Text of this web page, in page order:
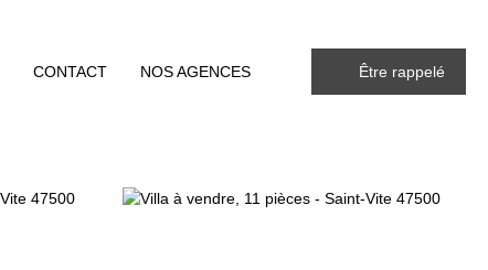
CONTACT NOS AGENCES Être rappelé